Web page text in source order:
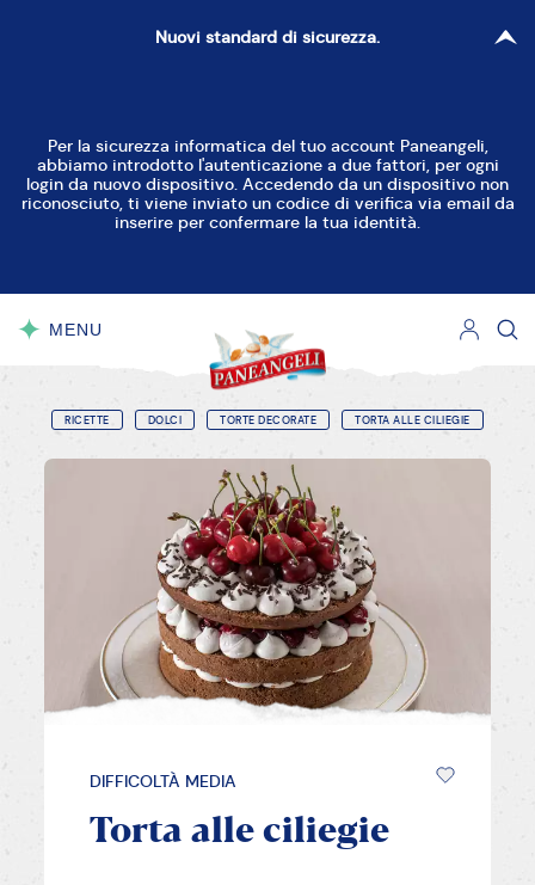
Nuovi standard di sicurezza.
Per la sicurezza informatica del tuo account Paneangeli,
abbiamo introdotto l'autenticazione a due fattori, per ogni
login da nuovo dispositivo. Accedendo da un dispositivo non
riconosciuto, ti viene inviato un codice di verifica via email da
inserire per confermare la tua identità.
MENU
RICETTE DOLCI TORTE DECORATE TORTA ALLE CILIEGIE
DIFFICOLTÀ MEDIA
Torta alle ciliegie